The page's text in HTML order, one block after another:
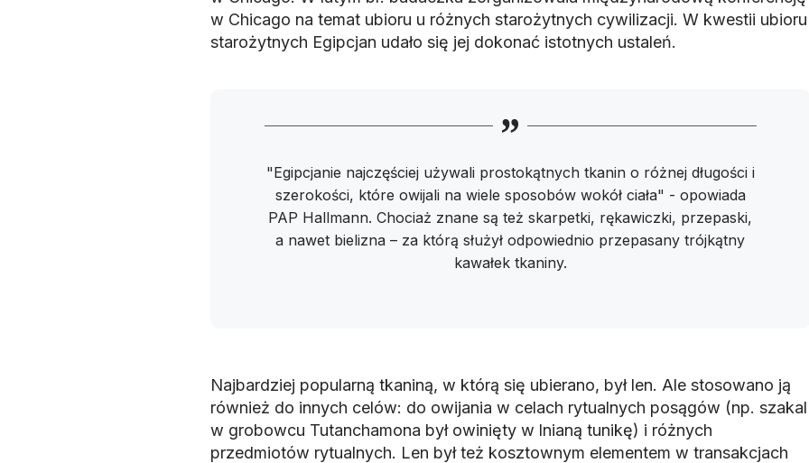
w Chicago na temat ubioru u różnych starożytnych cywilizacji. W kwestii ubioru
starożytnych Egipcjan udało się jej dokonać istotnych ustaleń.
"Egipcjanie najczęściej używali prostokątnych tkanin o różnej długości i
szerokości, które owijali na wiele sposobów wokół ciała" - opowiada
PAP Hallmann. Chociaż znane są też skarpetki, rękawiczki, przepaski,
a nawet bielizna – za którą służył odpowiednio przepasany trójkątny
kawałek tkaniny.
Najbardziej popularną tkaniną, w którą się ubierano, był len. Ale stosowano ją
również do innych celów: do owijania w celach rytualnych posągów (np. szakal
w grobowcu Tutanchamona był owinięty w lnianą tunikę) i różnych
przedmiotów rytualnych. Len był też kosztownym elementem w transakcjach